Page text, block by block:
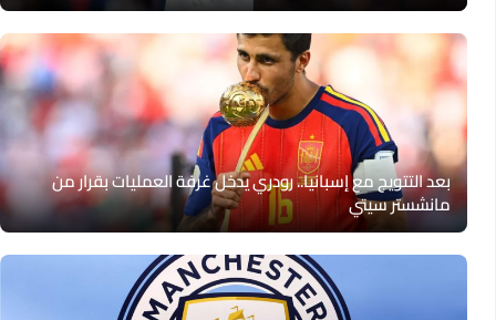
بعد التتويج مع إسبانيا.. رودري يدخل غرفة العمليات بقرار من
مانشستر سيتي